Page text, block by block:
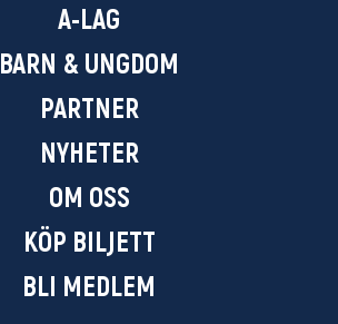
A-LAG
BARN & UNGDOM
PARTNER
NYHETER
OM OSS
KÖP BILJETT
BLI MEDLEM